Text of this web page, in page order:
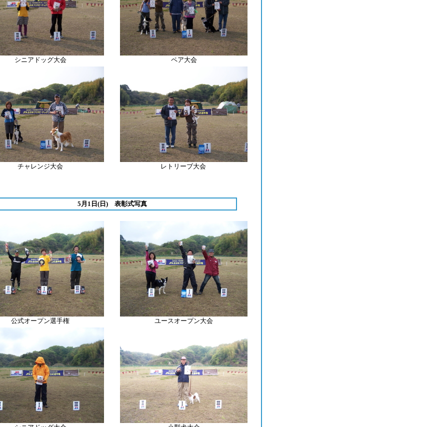
シニアドッグ大会 ペア大会
チャレンジ大会 レトリーブ大会
5月1日(日) 表彰式写真
公式オープン選手権 ユースオープン大会